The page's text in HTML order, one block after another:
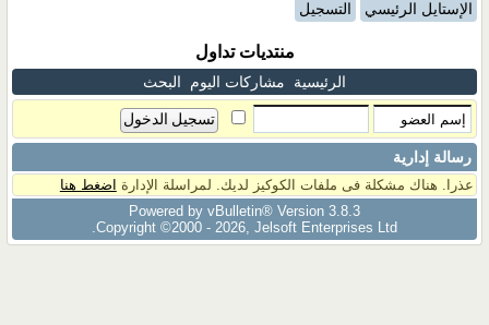
الإستايل الرئيسي التسجيل
منتديات تداول
الرئيسية مشاركات اليوم البحث
رسالة إدارية
عذرا. هناك مشكلة فى ملفات الكوكيز لديك. لمراسلة الإدارة اضغط هنا
Powered by vBulletin® Version 3.8.3
Copyright ©2000 - 2026, Jelsoft Enterprises Ltd.